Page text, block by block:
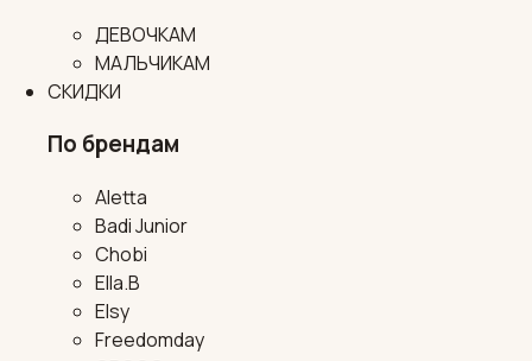
ДЕВОЧКАМ
МАЛЬЧИКАМ
СКИДКИ
По брендам
Aletta
Badi Junior
Chobi
Ella.B
Elsy
Freedomday